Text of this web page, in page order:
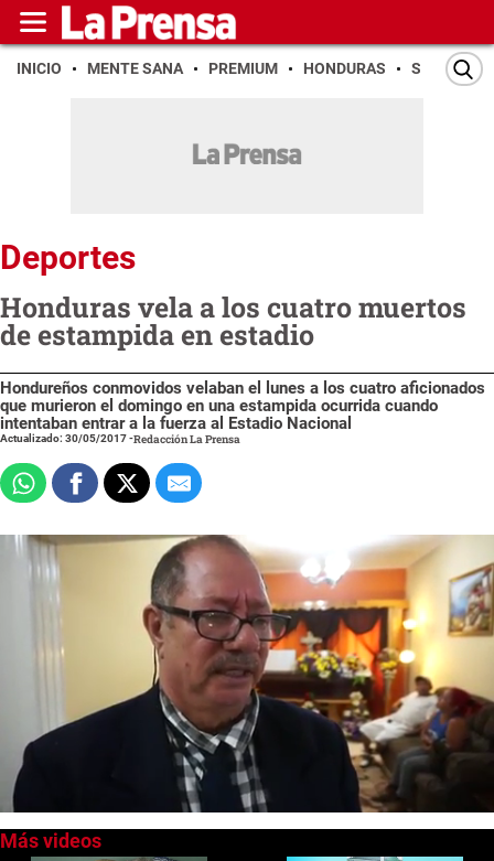
INICIO MENTE SANA PREMIUM HONDURAS SAN PEDRO
Deportes
Honduras vela a los cuatro muertos
de estampida en estadio
Hondureños conmovidos velaban el lunes a los cuatro aficionados
que murieron el domingo en una estampida ocurrida cuando
intentaban entrar a la fuerza al Estadio Nacional
Actualizado: 30/05/2017-Redacción La Prensa
seconds